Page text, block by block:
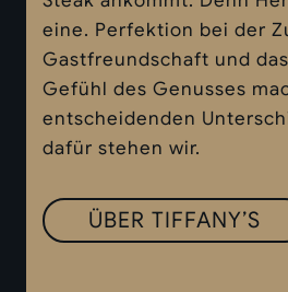
eine. Perfektion bei der
Gastfreundschaft und
Gefühl des Genusses
entscheidenden
dafür stehen wir.
ÜBER TIFFANY’S